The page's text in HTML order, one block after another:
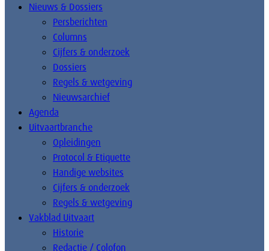
Nieuws & Dossiers
Persberichten
Columns
Cijfers & onderzoek
Dossiers
Regels & wetgeving
Nieuwsarchief
Agenda
Uitvaartbranche
Opleidingen
Protocol & Etiquette
Handige websites
Cijfers & onderzoek
Regels & wetgeving
Vakblad Uitvaart
Historie
Redactie / Colofon